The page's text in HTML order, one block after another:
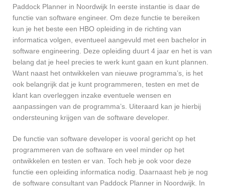
Paddock Planner in Noordwijk In eerste instantie is daar de
functie van software engineer. Om deze functie te bereiken
kun je het beste een HBO opleiding in de richting van
informatica volgen, eventueel aangevuld met een bachelor in
software engineering. Deze opleiding duurt 4 jaar en het is van
belang dat je heel precies te werk kunt gaan en kunt plannen.
Want naast het ontwikkelen van nieuwe programma’s, is het
ook belangrijk dat je kunt programmeren, testen en met de
klant kan overleggen inzake eventuele wensen en
aanpassingen van de programma’s. Uiteraard kan je hierbij
ondersteuning krijgen van de software developer.
De functie van software developer is vooral gericht op het
programmeren van de software en veel minder op het
ontwikkelen en testen er van. Toch heb je ook voor deze
functie een opleiding informatica nodig. Daarnaast heb je nog
de software consultant van Paddock Planner in Noordwijk. In